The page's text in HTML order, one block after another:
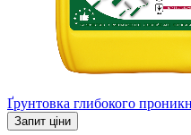
Ґрунтовка глибокого
Запит ціни